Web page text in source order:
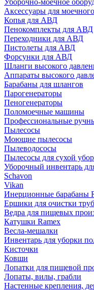
Уборочно-моечное
Аксессуары для
Копья для АВД
Пенокомплекты для АВД
Переходники для АВД
Пистолеты для АВД
Форсунки для АВД
Шланги высокого
Аппараты высокого
Барабаны для шлангов
Парогенераторы
Пеногенераторы
Поломоечные машины
Профессиональные
Пылесосы
Моющие пылесосы
Пылеводососы
Пылесосы для сухой
Уборочный инвентарь
Schavon
Vikan
Инерционные барабаны
Ершики для очистки
Ведра для пищевых
Катушки Ramex
Весла-мешалки
Инвентарь для уборки
Кисточки
Ковши
Лопатки для пищевой
Лопаты, вилы, грабли
Настенные крепления,